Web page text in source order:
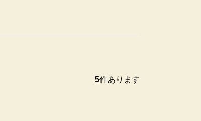
5件あります